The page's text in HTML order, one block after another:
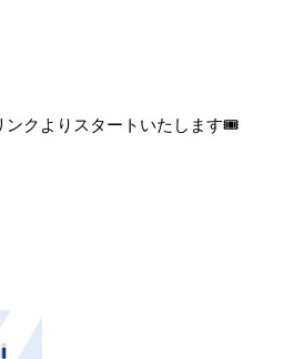
ンクよりスタートいたします🎟